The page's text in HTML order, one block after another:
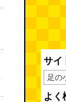
サイ
よく